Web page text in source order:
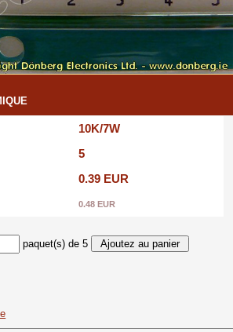
10K/7W
5
0.39 EUR
0.48 EUR
paquet(s) de 5